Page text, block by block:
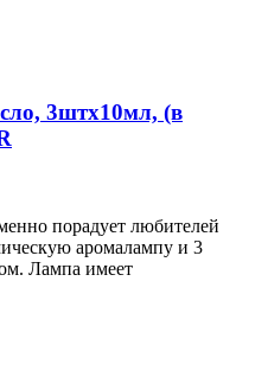
3штx10мл, (в
порадует любителей
аромалампу и 3
Лампа имеет